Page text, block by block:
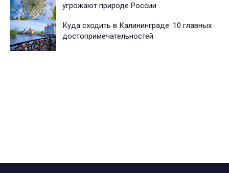
угрожают природе России
Куда сходить в Калининграде: 10 главных
достопримечательностей